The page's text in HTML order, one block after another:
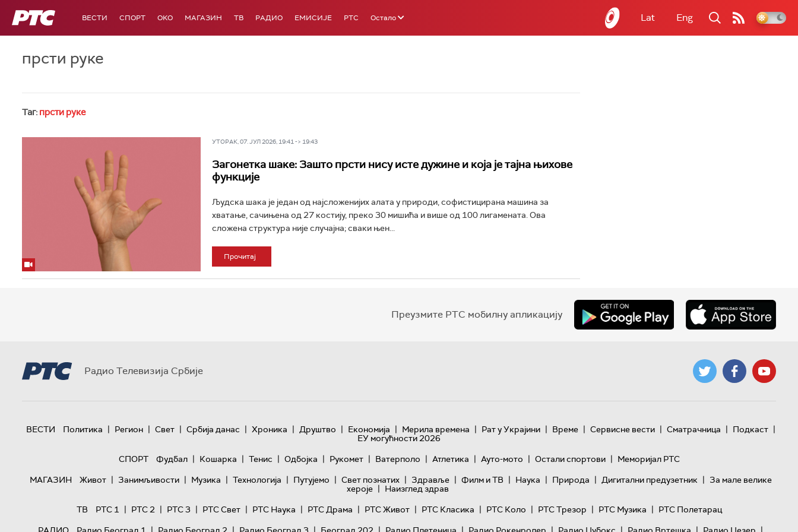
РТС ВЕСТИ СПОРТ OKO МАГАЗИН ТВ РАДИО ЕМИСИЈЕ РТС Остало Lat Eng
прсти руке
Таг: прсти руке
УТОРАК, 07. ЈУЛ 2026, 19:41 -> 19:43
Загонетка шаке: Зашто прсти нису исте дужине и која је тајна њихове
функције
Људска шака је један од најсложенијих алата у природи, софистицирана машина за
хватање, сачињена од 27 костију, преко 30 мишића и више од 100 лигамената. Ова
сложена структура није случајна; сваки њен...
Прочитај
Преузмите РТС мобилну апликацију
Радио Телевизија Србије
ВЕСТИ Политика | Регион | Свет | Србија данас | Хроника | Друштво | Економија | Мерила времена | Рат у Украјини | Време | Сервисне вести | Сматрачница | Подкаст |
ЕУ могућности 2026
СПОРТ
Фудбал | Кошарка | Тенис | Одбојка | Рукомет | Ватерполо | Атлетика | Ауто-мото | Остали спортови | Меморијал РТС
МАГАЗИН
Живот | Занимљивости | Музика | Технологијa | Путујемо | Свет познатих | Здравље | Филм и ТВ | Наука | Природа | Дигитални предузетник | За мале велике
хероје | Наизглед здрав
ТВ
РТС 1 | РТС 2 | РТС 3 | РТС Свет | РТС Наука | РТС Драма | РТС Живот | РТС Класика | РТС Коло | РТС Трезор | РТС Музика | РТС Полетарац